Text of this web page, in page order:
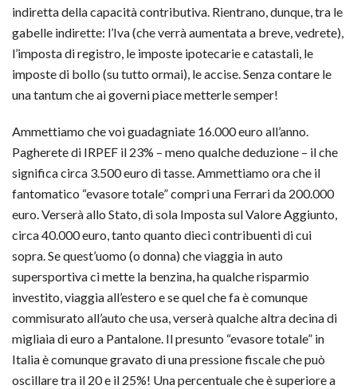
indiretta della capacità contributiva. Rientrano, dunque, tra le
gabelle indirette: l’Iva (che verrà aumentata a breve, vedrete),
l’imposta di registro, le imposte ipotecarie e catastali, le
imposte di bollo (su tutto ormai), le accise. Senza contare le
una tantum che ai governi piace metterle semper!
Ammettiamo che voi guadagniate 16.000 euro all’anno.
Pagherete di IRPEF il 23% – meno qualche deduzione – il che
significa circa 3.500 euro di tasse. Ammettiamo ora che il
fantomatico “evasore totale” compri una Ferrari da 200.000
euro. Verserà allo Stato, di sola Imposta sul Valore Aggiunto,
circa 40.000 euro, tanto quanto dieci contribuenti di cui
sopra. Se quest’uomo (o donna) che viaggia in auto
supersportiva ci mette la benzina, ha qualche risparmio
investito, viaggia all’estero e se quel che fa è comunque
commisurato all’auto che usa, verserà qualche altra decina di
migliaia di euro a Pantalone. Il presunto “evasore totale” in
Italia è comunque gravato di una pressione fiscale che può
oscillare tra il 20 e il 25%! Una percentuale che è superiore a